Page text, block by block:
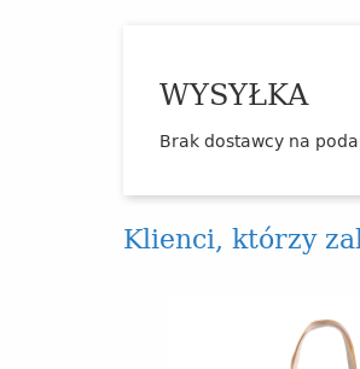
WYSYŁKA
Brak dostawcy na
Klienci, którzy